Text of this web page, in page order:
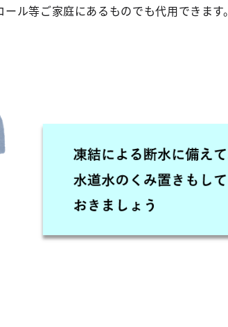
ル等ご家庭にあるものでも代用できます。